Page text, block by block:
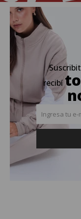
recibí